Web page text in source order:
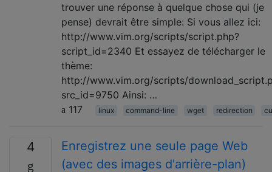
trouver une réponse à quelque chose qui (je
pense) devrait être simple: Si vous allez ici:
http://www.vim.org/scripts/script.php?
script_id=2340 Et essayez de télécharger le
thème:
http://www.vim.org/scripts/
src_id=9750 Ainsi: …
117
linux command-line wget redirection
4
Enregistrez une seule page Web
(avec des images d'arrière-plan)